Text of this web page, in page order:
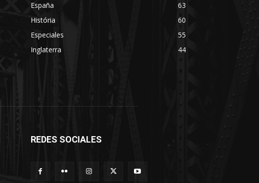
España
63
História
60
Especiales
55
Inglaterra
44
REDES SOCIALES